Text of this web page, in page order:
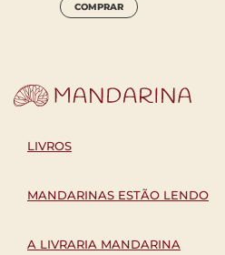
COMPRAR
LIVROS
MANDARINAS ESTÃO LENDO
A LIVRARIA MANDARINA